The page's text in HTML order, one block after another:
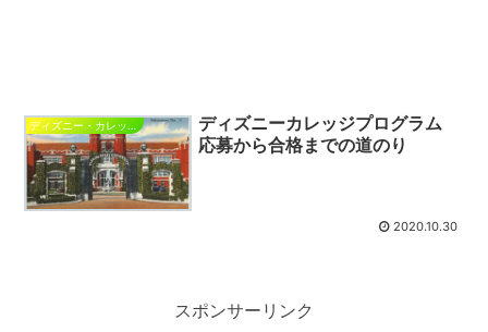
ディズニー・カレッジ・プログラム
ディズニーカレッジプログラム
応募から合格までの道のり
2020.10.30
スポンサーリンク